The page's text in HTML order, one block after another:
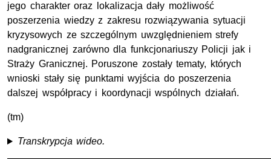
jego charakter oraz lokalizacja dały możliwość
poszerzenia wiedzy z zakresu rozwiązywania sytuacji
kryzysowych ze szczególnym uwzględnieniem strefy
nadgranicznej zarówno dla funkcjonariuszy Policji jak i
Straży Granicznej. Poruszone zostały tematy, których
wnioski stały się punktami wyjścia do poszerzenia
dalszej współpracy i koordynacji wspólnych działań.
(tm)
Transkrypcja wideo.